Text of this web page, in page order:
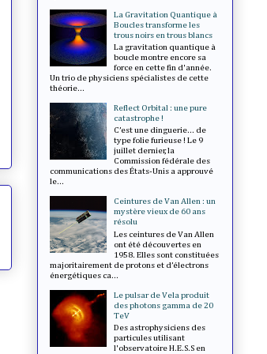
La Gravitation Quantique à
Boucles transforme les
trous noirs en trous blancs
La gravitation quantique à
boucle montre encore sa
force en cette fin d'année.
Un trio de physiciens spécialistes de cette
théorie...
Reflect Orbital : une pure
catastrophe !
C’est une dinguerie... de
type folie furieuse ! Le 9
juillet dernier, la
Commission fédérale des
communications des États-Unis a approuvé
le...
Ceintures de Van Allen : un
mystère vieux de 60 ans
résolu
Les ceintures de Van Allen
ont été découvertes en
1958. Elles sont constituées
majoritairement de protons et d’électrons
énergétiques ca...
Le pulsar de Vela produit
des photons gamma de 20
TeV
Des astrophysiciens des
particules utilisant
l'observatoire H.E.S.S en